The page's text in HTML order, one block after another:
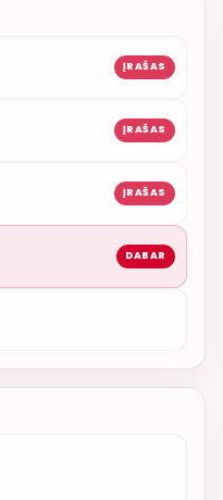
ĮRAŠAS
ĮRAŠAS
ĮRAŠAS
DABAR